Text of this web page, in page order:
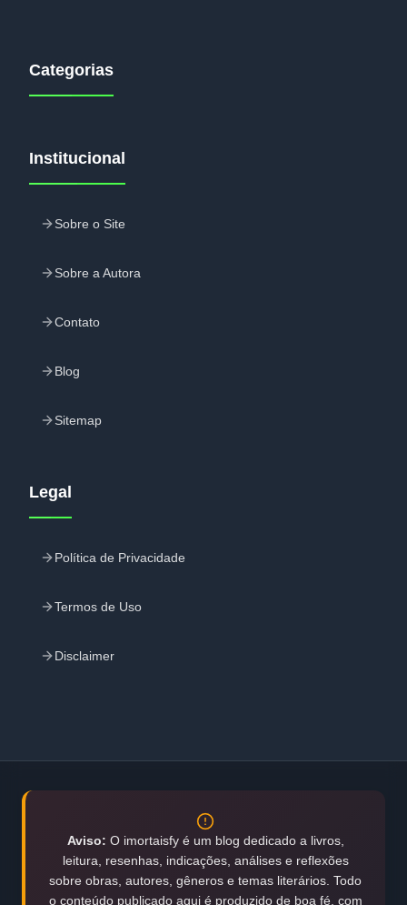
Categorias
Institucional
Sobre o Site
Sobre a Autora
Contato
Blog
Sitemap
Legal
Política de Privacidade
Termos de Uso
Disclaimer
Aviso: O imortaisfy é um blog dedicado a livros,
leitura, resenhas, indicações, análises e reflexões
sobre obras, autores, gêneros e temas literários. Todo
o conteúdo publicado aqui é produzido de boa fé, com